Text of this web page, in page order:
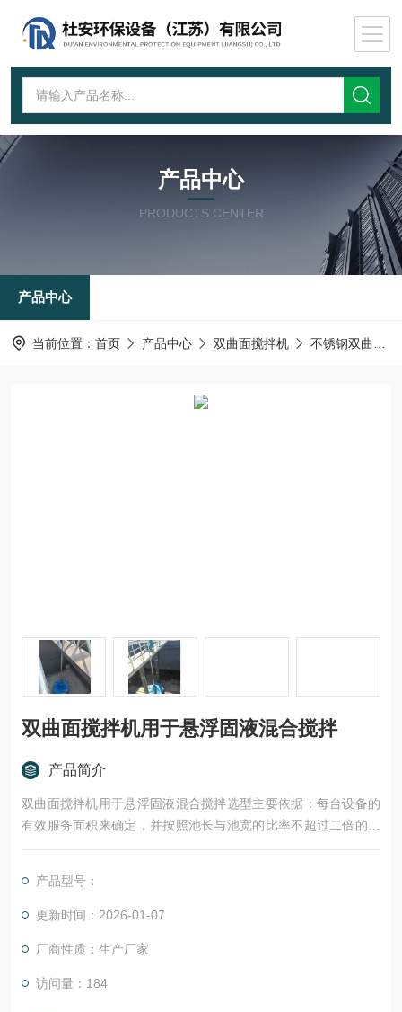
产品中心
PRODUCTS CENTER
产品中心
当前位置： 首页 产品中心 双曲面搅拌机 不锈钢双曲面搅拌机
双曲面搅拌机用于悬浮固液混合搅拌
产品简介
双曲面搅拌机用于悬浮固液混合搅拌选型主要依据：每台设备的
有效服务面积来确定，并按照池长与池宽的比率不超过二倍的原
则，可将长方形池划分为若干个相等的工作单元，以此确定搅拌
对于水深超过5米或浓度超过规定的，在选型时应考虑加大功率或
提高搅拌机的工作转速，以确保在大容量和高浓度的介质中达到
产品型号：
更新时间：2026-01-07
厂商性质：生产厂家
访问量：184